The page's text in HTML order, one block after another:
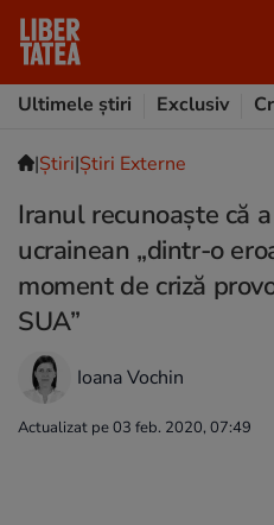
Ultimele știri
Exclusiv
|Ştiri|Știri Externe
Iranul recunoaște că
ucrainean „dintr-o
moment de criză
SUA”
Ioana Vochin
Actualizat pe 03 feb. 2020, 07:49